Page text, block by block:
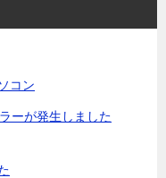
コン
ーが発生しました